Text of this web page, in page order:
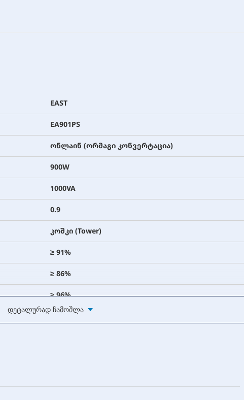
EAST
EA901PS
ონლაინ (ორმაგი კონვერტაცია)
900W
1000VA
0.9
კოშკი (Tower)
≥ 91%
≥ 86%
≥ 96%
≤ 50 dB
Დეტალურად Ჩამოშლა